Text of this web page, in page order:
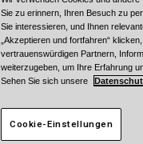
Sie zu erinnern, Ihren Besuch zu
Sie interessieren, und Ihnen
„Akzeptieren und fortfahren“
vertrauenswürdigen Partnern,
weiterzugeben, um Ihre Erfahrung
Sehen Sie sich unsere
Cookie-Einstellungen